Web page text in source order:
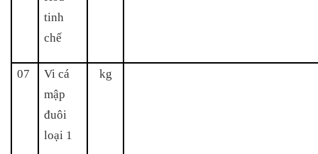
tinh
chế
07
Vi cá
mập
đuôi
loại 1
kg